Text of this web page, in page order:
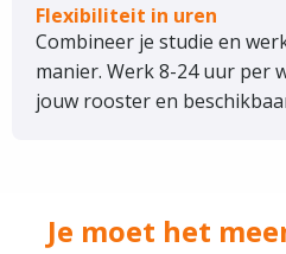
Flexibiliteit in uren
Combineer je studie en
manier. Werk 8-24 uur per
jouw rooster en
Je moet het